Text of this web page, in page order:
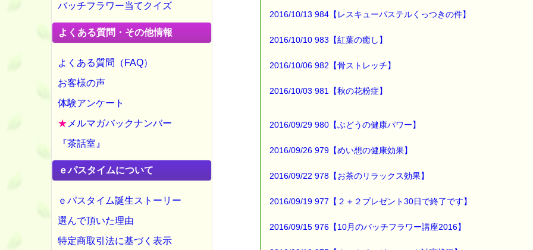
バッチフラワー当てクイズ
よくある質問・その他情報
よくある質問（FAQ）
お客様の声
体験アンケート
★ メルマガバックナンバー
『茶話室』
ｅパスタイムについて
ｅパスタイム誕生ストーリー
選んで頂いた理由
特定商取引法に基づく表示
━━━━━━━━━━━━━━━━━━━━━━━━━━━━━━━
■お知らせ
バッチフラワーを必要とされている方々に、
詳細は下記をご覧ください
━━━━━━━━━━━━━━━━━━━━━━━━━━━━━━━
▼災害や事故で傷ついてしまった心のケアに役立ちます
http://www.pass-thyme.com/fit/p110.asp
http://www.pass-thyme.com/special/rescue_series.asp
■オススメの講座情報 ━━━━━━━━━━━━━━━━━━━━☆
2016/10/13 984【レスキューパステルくっつきの件】
2016/10/10 983【紅葉の癒し】
2016/10/06 982【骨ストレッチ】
2016/10/03 981【秋の花粉症】
2016/09/29 980【ぶどうの健康パワー】
2016/09/26 979【めい想の健康効果】
2016/09/22 978【お茶のリラックス効果】
2016/09/19 977【２＋２プレゼント30日で終了です】
2016/09/15 976【10月のバッチフラワー講座2016】